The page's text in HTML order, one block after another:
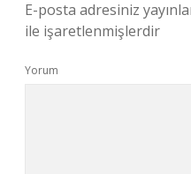
E-posta adresiniz
ile işaretlenmişlerdir
Yorum